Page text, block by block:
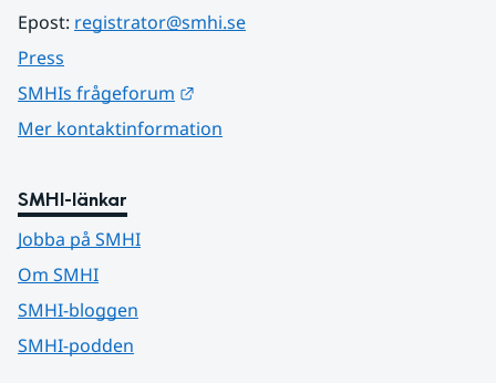
Epost: registrator@smhi.se
Press
SMHIs frågeforum
Mer kontaktinformation
SMHI-länkar
Jobba på SMHI
Om SMHI
SMHI-bloggen
SMHI-podden